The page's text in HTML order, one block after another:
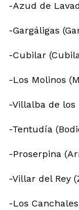
-Azud de
-Gargáligas
-Cubilar
-Los Molinos
-Villalba de los
-Tentudía
-Proserpina
-Villar del Rey
-Los